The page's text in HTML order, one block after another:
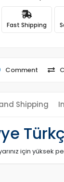
Fast Shipping
Comment
Shipping
için yüksek